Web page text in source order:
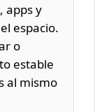
apps y
espacio.
o
estable
al mismo